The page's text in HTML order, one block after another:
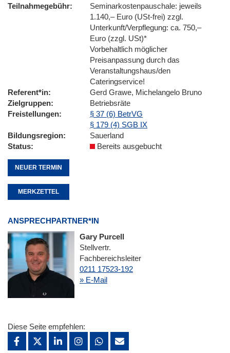
Teilnahmegebühr
Seminarkostenpauschale: jeweils
1.140,– Euro (USt-frei) zzgl.
Unterkunft/Verpflegung: ca. 750,–
Euro (zzgl. USt)*
Vorbehaltlich möglicher
Preisanpassung durch das
Veranstaltungshaus/den
Cateringservice!
Referent*in
Gerd Grawe, Michelangelo Bruno
Zielgruppen
Betriebsräte
Freistellungen
§ 37 (6) BetrVG
§ 179 (4) SGB IX
Bildungsregion
Sauerland
Status
Bereits ausgebucht
NEUER TERMIN
MERKZETTEL
ANSPRECHPARTNER*IN
Gary Purcell
Stellvertr.
Fachbereichsleiter
0211 17523-192
» E-Mail
Diese Seite empfehlen: